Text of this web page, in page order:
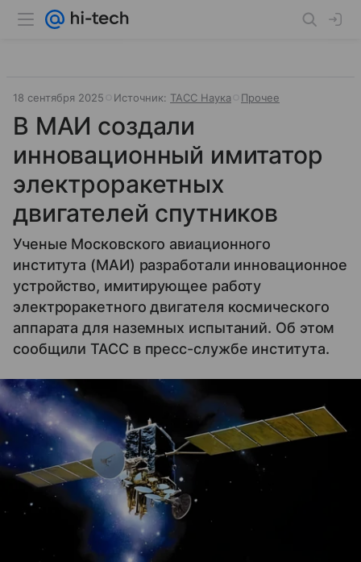
18 сентября 2025 Источник: ТАСС Наука Прочее
В МАИ создали
инновационный имитатор
электроракетных
двигателей спутников
Ученые Московского авиационного
института (МАИ) разработали инновационное
устройство, имитирующее работу
электроракетного двигателя космического
аппарата для наземных испытаний. Об этом
сообщили ТАСС в пресс-службе института.